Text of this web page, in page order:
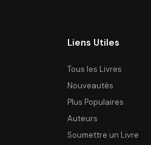
Liens Utiles
Tous les Livres
Nouveautés
Plus Populaires
Auteurs
Soumettre un Livre